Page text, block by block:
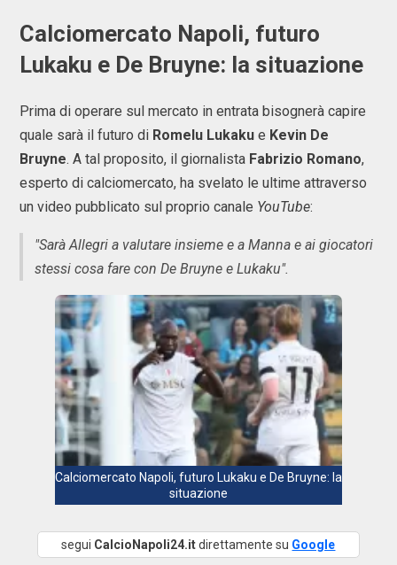
Calciomercato Napoli, futuro
Lukaku e De Bruyne: la situazione
Prima di operare sul mercato in entrata bisognerà capire
quale sarà il futuro di Romelu Lukaku e Kevin De
Bruyne. A tal proposito, il giornalista Fabrizio Romano,
esperto di calciomercato, ha svelato le ultime attraverso
un video pubblicato sul proprio canale YouTube:
"Sarà Allegri a valutare insieme e a Manna e ai giocatori
stessi cosa fare con De Bruyne e Lukaku".
Calciomercato Napoli, futuro Lukaku e De Bruyne: la
situazione
segui CalcioNapoli24.itdirettamente su Google